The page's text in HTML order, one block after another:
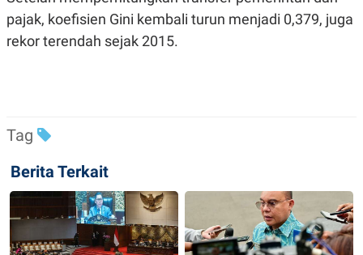
pajak, koefisien Gini kembali turun menjadi 0,379, juga
rekor terendah sejak 2015.
Tag
Berita Terkait